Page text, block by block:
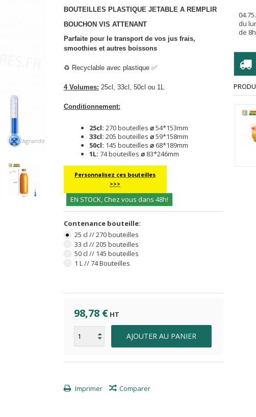
Agrandir
BOUTEILLES PLASTIQUE JETABLE A REMPLIR
BOUCHON VIS ATTENANT
Parfaite pour le transport de vos jus frais,
smoothies et autres boissons
♻️ Recyclable avec plastique ✅
4 Volumes: 25cl, 33cl, 50cl ou 1L
Conditionnement:
25cl: 270 bouteilles ⌀54*153mm
33cl: 205 bouteilles ⌀59*158mm
50cl: 145 bouteilles ⌀ 68*189mm
1L: 74 bouteilles ⌀ 83*246mm
Personnalisez ces bouteilles
>>>
EN STOCK, Chez vous dans 48h!
Contenance bouteille:
25 cl // 270 bouteilles
33 cl // 205 bouteilles
50 cl // 145 bouteilles
1 L // 74 Bouteilles
98,78 € HT
AJOUTER AU PANIER
Imprimer Comparer
du
de